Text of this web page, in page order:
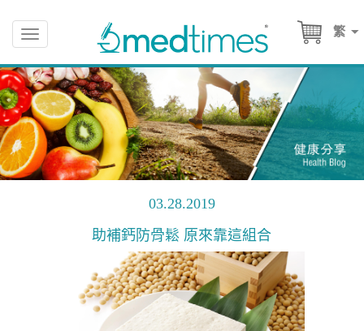
繁
Toggle
navigation
03.28.2019
助補鈣防骨鬆 原來靠這組合